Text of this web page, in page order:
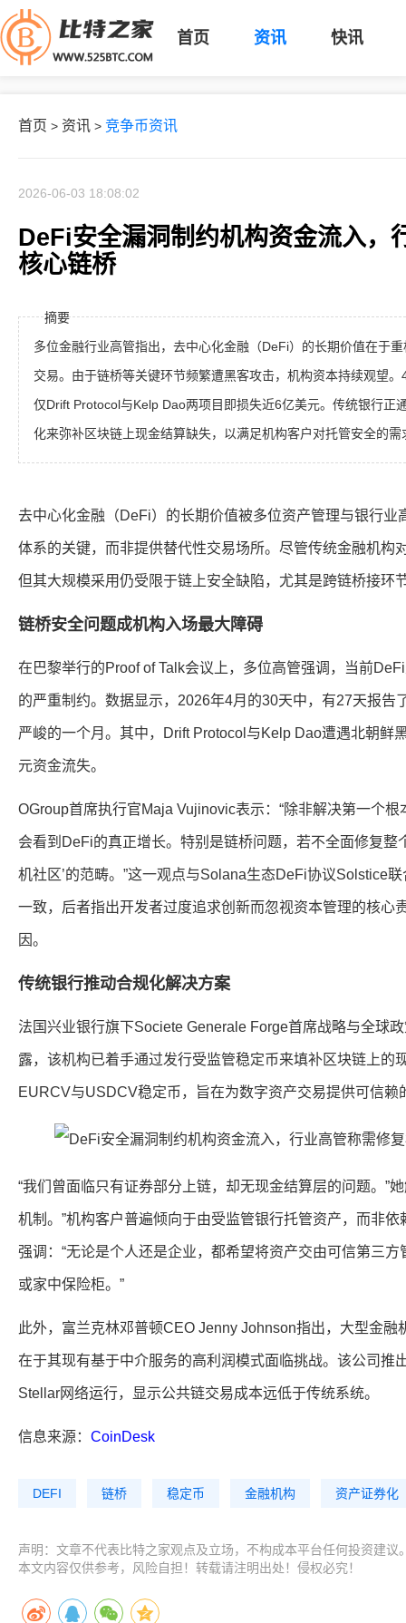
首页 资讯 快讯
首页 > 资讯 > 竞争币资讯
2026-06-03 18:08:02
DeFi安全漏洞制约机构资金流入，
核心链桥
摘要
多位金融行业高管指出，去中心化金融（DeFi）的长期价值在于
交易。由于链桥等关键环节频繁遭黑客攻击，机构资本持续观望
仅Drift Protocol与Kelp Dao两项目即损失近6亿美元。传统银行正
化来弥补区块链上现金结算缺失，以满足机构客户对托管安全的需
去中心化金融（DeFi）的长期价值被多位资产管理与银行业
体系的关键，而非提供替代性交易场所。尽管传统金融机构
但其大规模采用仍受限于链上安全缺陷，尤其是跨链桥接环
链桥安全问题成机构入场最大障碍
在巴黎举行的Proof of Talk会议上，多位高管强调，当前
的严重制约。数据显示，2026年4月的30天中，有27天报告
严峻的一个月。其中，Drift Protocol与Kelp Dao遭遇北朝鲜
元资金流失。
OGroup首席执行官Maja Vujinovic表示：“除非解决第一个
会看到DeFi的真正增长。特别是链桥问题，若不全面修复整
机社区’的范畴。”这一观点与Solana生态DeFi协议Solstice
一致，后者指出开发者过度追求创新而忽视资本管理的核心
因。
传统银行推动合规化解决方案
法国兴业银行旗下Societe Generale Forge首席战略与全球
露，该机构已着手通过发行受监管稳定币来填补区块链上的
EURCV与USDCV稳定币，旨在为数字资产交易提供可信赖
“我们曾面临只有证券部分上链，却无现金结算层的问题。”
机制。”机构客户普遍倾向于由受监管银行托管资产，而非
强调：“无论是个人还是企业，都希望将资产交由可信第三
或家中保险柜。”
此外，富兰克林邓普顿CEO Jenny Johnson指出，大型金融
在于其现有基于中介服务的高利润模式面临挑战。该公司推
Stellar网络运行，显示公共链交易成本远低于传统系统。
信息来源： CoinDesk
DEFI 链桥 稳定币 金融机构 资产证券化
声明：文章不代表比特之家观点及立场，不构成本平台任何投资建
本文内容仅供参考，风险自担！转载请注明出处！侵权必究！